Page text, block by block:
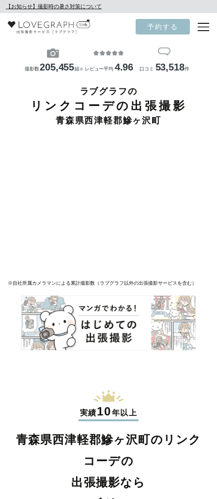
【お知らせ】撮影時の暑さ対策について
予約する
撮影数205,455組 ※ レビュー平均 4.96 口コミ 53,518件
ラブグラフの
リンクコーデの出張撮影
青森県西津軽郡鰺ヶ沢町
※自社所属カメラマンによる累計撮影数（ラブグラフ以外の出張撮影サービスを含む）
実績10年以上
青森県西津軽郡鰺ヶ沢町のリンク
コーデの
出張撮影なら